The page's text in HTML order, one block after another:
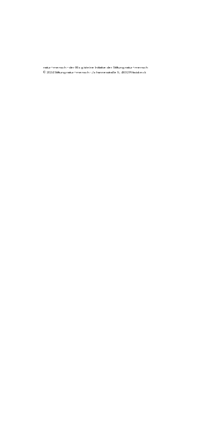
natur+mensch – der Blog ist eine Initiative der Stiftung natur+mensch
© 2024 Stiftung natur+mensch - Johannesstraße 5, 48329 Havixbeck